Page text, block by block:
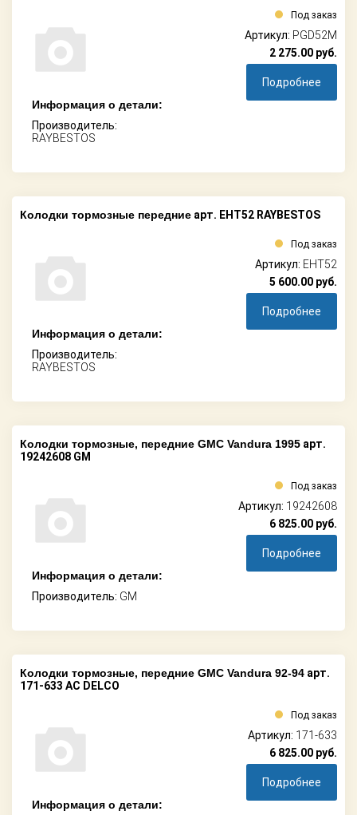
Информация о детали:
Производитель:
RAYBESTOS
Под заказ
Артикул: PGD52M
2 275.00 руб.
Подробнее
Колодки тормозные передние арт. EHT52 RAYBESTOS
Информация о детали:
Производитель:
RAYBESTOS
Под заказ
Артикул: EHT52
5 600.00 руб.
Подробнее
Колодки тормозные, передние GMC Vandura 1995 арт.
19242608 GM
Информация о детали:
Производитель: GM
Под заказ
Артикул: 19242608
6 825.00 руб.
Подробнее
Колодки тормозные, передние GMC Vandura 92-94 арт.
171-633 AC DELCO
Информация о детали:
Под заказ
Артикул: 171-633
6 825.00 руб.
Подробнее